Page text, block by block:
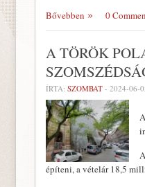
Bővebben 0
A TÖRÖK
ÍRTA: SZOMBAT - 2024-06-
építeni, a vételár 18,5